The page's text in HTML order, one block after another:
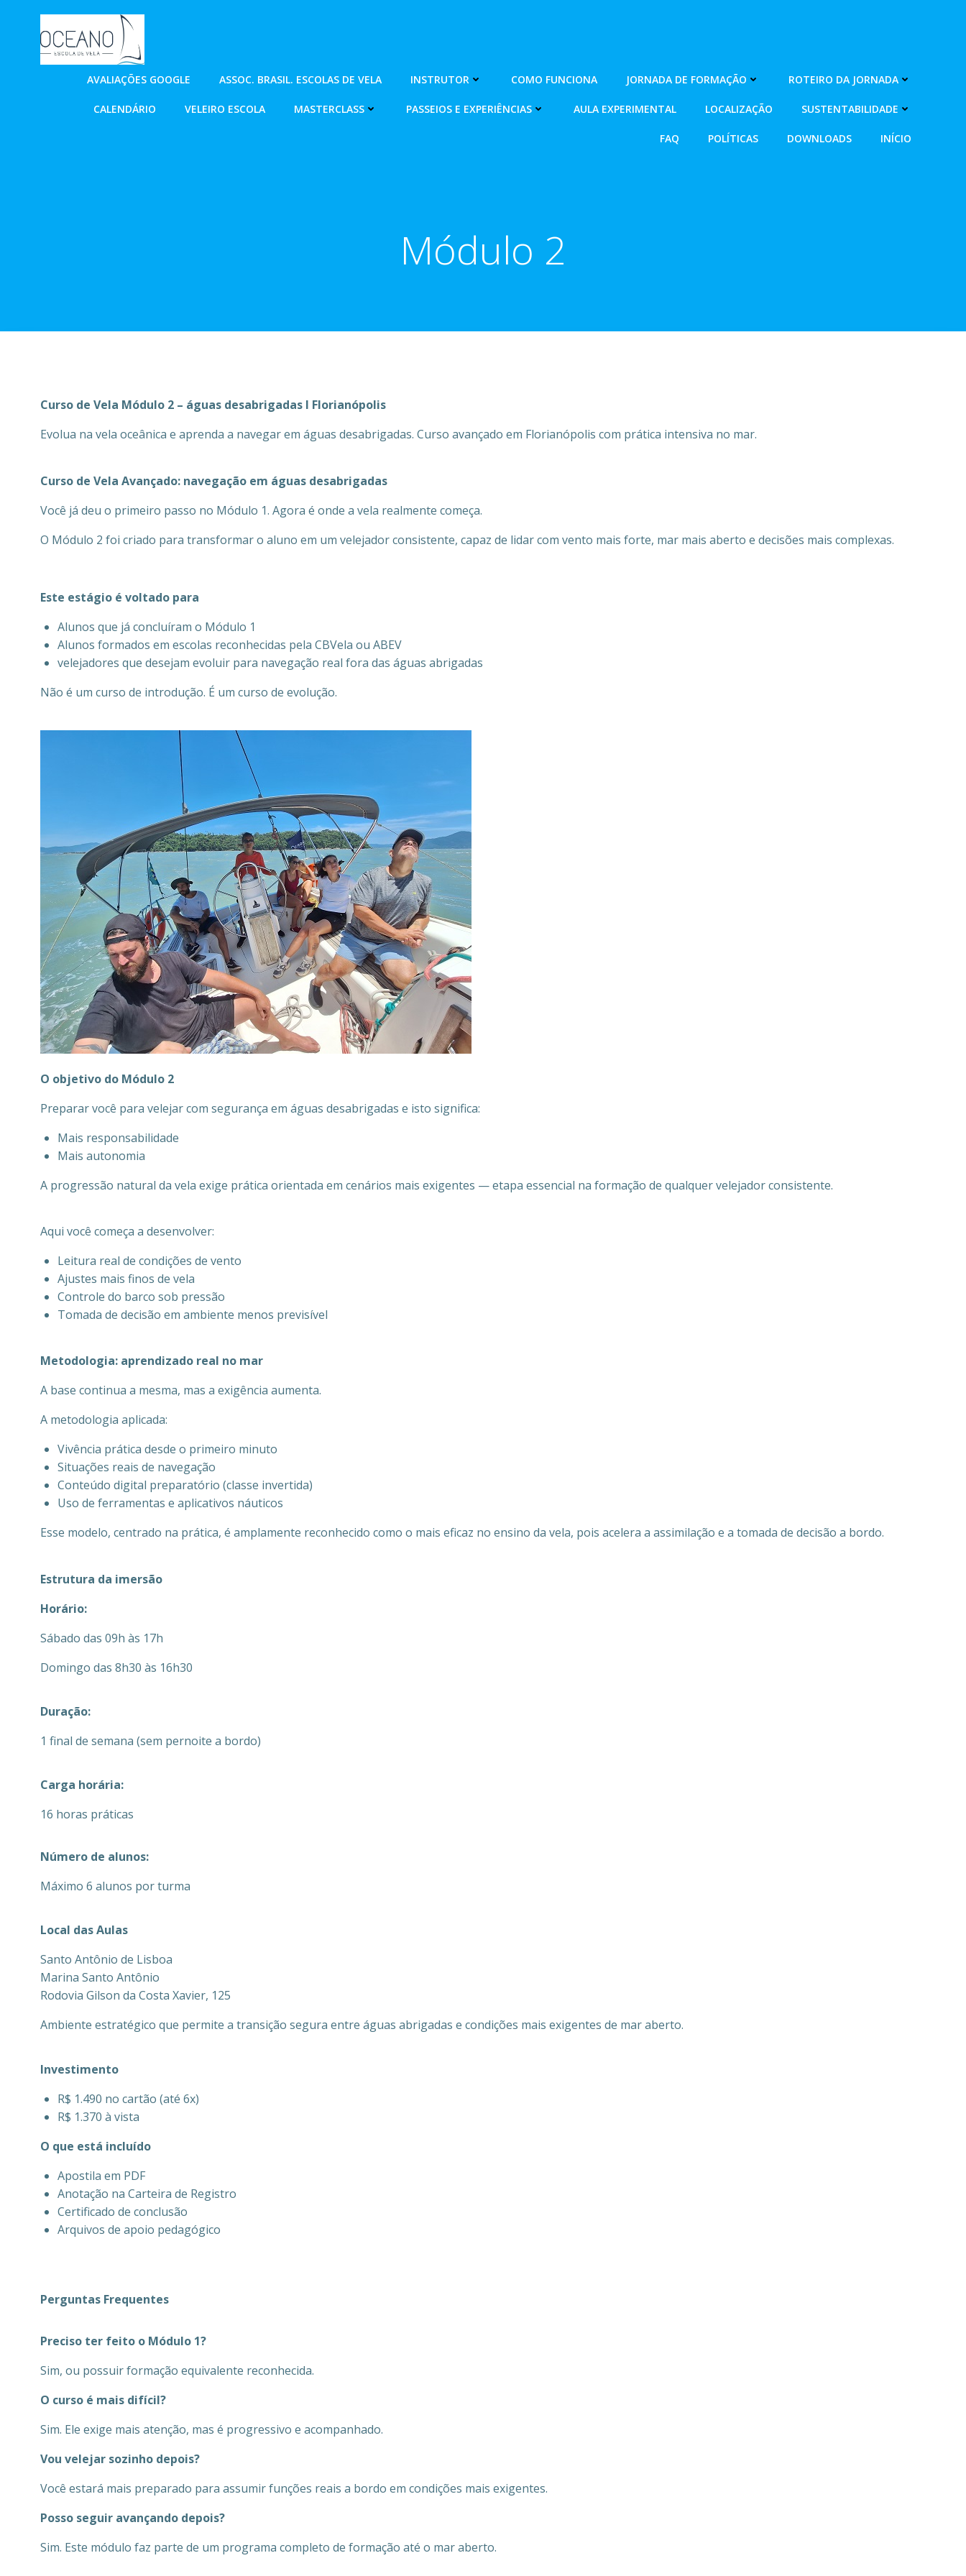
AVALIAÇÕES GOOGLE ASSOC. BRASIL. ESCOLAS DE VELA INSTRUTOR COMO FUNCIONA JORNADA DE FORMAÇÃO ROTEIRO DA JORNADA
CALENDÁRIO VELEIRO ESCOLA MASTERCLASS PASSEIOS E EXPERIÊNCIAS AULA EXPERIMENTAL LOCALIZAÇÃO SUSTENTABILIDADE
FAQ POLÍTICAS DOWNLOADS INÍCIO
Módulo 2
Curso de Vela Módulo 2 – águas desabrigadas I Florianópolis
Evolua na vela oceânica e aprenda a navegar em águas desabrigadas. Curso avançado em Florianópolis com prática intensiva no mar.
Curso de Vela Avançado: navegação em águas desabrigadas
Você já deu o primeiro passo no Módulo 1. Agora é onde a vela realmente começa.
O Módulo 2 foi criado para transformar o aluno em um velejador consistente, capaz de lidar com vento mais forte, mar mais aberto e decisões mais complexas.
Este estágio é voltado para
Alunos que já concluíram o Módulo 1
Alunos formados em escolas reconhecidas pela CBVela ou ABEV
velejadores que desejam evoluir para navegação real fora das águas abrigadas
Não é um curso de introdução. É um curso de evolução.
O objetivo do Módulo 2
Preparar você para velejar com segurança em águas desabrigadas e isto significa:
Mais responsabilidade
Mais autonomia
A progressão natural da vela exige prática orientada em cenários mais exigentes — etapa essencial na formação de qualquer velejador consistente.
Aqui você começa a desenvolver:
Leitura real de condições de vento
Ajustes mais finos de vela
Controle do barco sob pressão
Tomada de decisão em ambiente menos previsível
Metodologia: aprendizado real no mar
A base continua a mesma, mas a exigência aumenta.
A metodologia aplicada:
Vivência prática desde o primeiro minuto
Situações reais de navegação
Conteúdo digital preparatório (classe invertida)
Uso de ferramentas e aplicativos náuticos
Esse modelo, centrado na prática, é amplamente reconhecido como o mais eficaz no ensino da vela, pois acelera a assimilação e a tomada de decisão a bordo.
Estrutura da imersão
Horário:
Sábado das 09h às 17h
Domingo das 8h30 às 16h30
Duração:
1 final de semana (sem pernoite a bordo)
Carga horária:
16 horas práticas
Número de alunos:
Máximo 6 alunos por turma
Local das Aulas
Santo Antônio de Lisboa
Marina Santo Antônio
Rodovia Gilson da Costa Xavier, 125
Ambiente estratégico que permite a transição segura entre águas abrigadas e condições mais exigentes de mar aberto.
Investimento
R$ 1.490 no cartão (até 6x)
R$ 1.370 à vista
O que está incluído
Apostila em PDF
Anotação na Carteira de Registro
Certificado de conclusão
Arquivos de apoio pedagógico
Perguntas Frequentes
Preciso ter feito o Módulo 1?
Sim, ou possuir formação equivalente reconhecida.
O curso é mais difícil?
Sim. Ele exige mais atenção, mas é progressivo e acompanhado.
Vou velejar sozinho depois?
Você estará mais preparado para assumir funções reais a bordo em condições mais exigentes.
Posso seguir avançando depois?
Sim. Este módulo faz parte de um programa completo de formação até o mar aberto.